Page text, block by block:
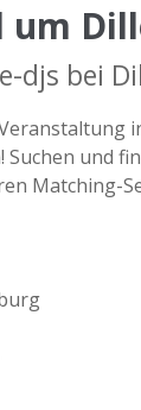
um
djs bei
und
Matching-